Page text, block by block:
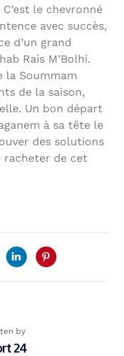
le chevronné
avec succès,
d’un grand
Rais M’Bolhi.
la Soummam
de la saison,
Un bon départ
à sa tête le
des solutions
racheter de cet
by
24